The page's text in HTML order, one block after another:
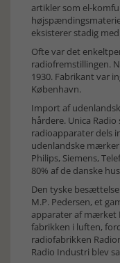
artikler som el-
eksisterer stadig
Ofte var det
radiofremstillingen.
1930. Fabrikant var
København.
Import af
hårdere. Unica
radioapparater dels
udenlandske
Philips, Siemens,
80% af de danske
Den tyske
M.P. Pedersen, et
apparater af mærket
fabrikken i luften,
radiofabrikken
Radio Industri blev